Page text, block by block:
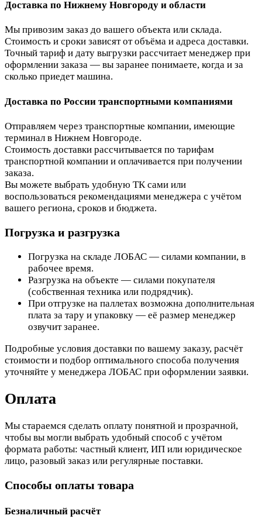
Доставка по Нижнему Новгороду и области
Мы привозим заказ до вашего объекта или склада.
Стоимость и сроки зависят от объёма и адреса доставки.
Точный тариф и дату выгрузки рассчитает менеджер при
оформлении заказа — вы заранее понимаете, когда и за
сколько приедет машина.
Доставка по России транспортными компаниями
Отправляем через транспортные компании, имеющие
терминал в Нижнем Новгороде.
Стоимость доставки рассчитывается по тарифам
транспортной компании и оплачивается при получении
заказа.
Вы можете выбрать удобную ТК сами или
воспользоваться рекомендациями менеджера с учётом
вашего региона, сроков и бюджета.
Погрузка и разгрузка
Погрузка на складе ЛОБАС — силами компании, в
рабочее время.
Разгрузка на объекте — силами покупателя
(собственная техника или подрядчик).
При отгрузке на паллетах возможна дополнительная
плата за тару и упаковку — её размер менеджер
озвучит заранее.
Подробные условия доставки по вашему заказу, расчёт
стоимости и подбор оптимального способа получения
уточняйте у менеджера ЛОБАС при оформлении заявки.
Оплата
Мы стараемся сделать оплату понятной и прозрачной,
чтобы вы могли выбрать удобный способ с учётом
формата работы: частный клиент, ИП или юридическое
лицо, разовый заказ или регулярные поставки.
Способы оплаты товара
Безналичный расчёт